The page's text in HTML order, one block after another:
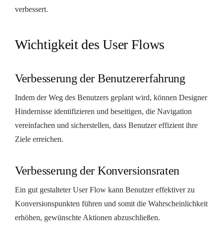
verbessert.
Wichtigkeit des User Flows
Verbesserung der Benutzererfahrung
Indem der Weg des Benutzers geplant wird, können Designer
Hindernisse identifizieren und beseitigen, die Navigation
vereinfachen und sicherstellen, dass Benutzer effizient ihre
Ziele erreichen.
Verbesserung der Konversionsraten
Ein gut gestalteter User Flow kann Benutzer effektiver zu
Konversionspunkten führen und somit die Wahrscheinlichkeit
erhöhen, gewünschte Aktionen abzuschließen.